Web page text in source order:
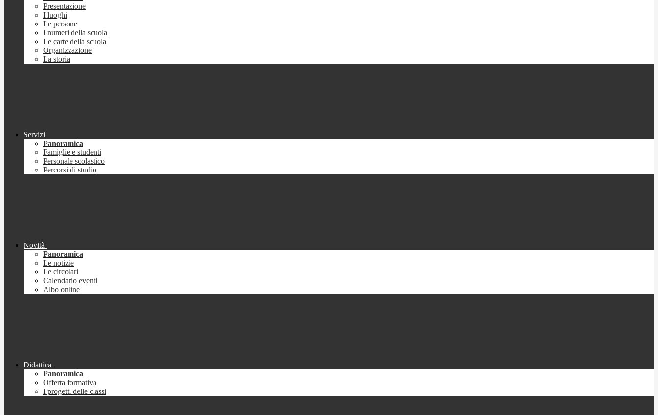
Presentazione
I luoghi
Le persone
I numeri della scuola
Le carte della scuola
Organizzazione
La storia
Servizi
Panoramica
Famiglie e studenti
Personale scolastico
Percorsi di studio
Novità
Panoramica
Le notizie
Le circolari
Calendario eventi
Albo online
Didattica
Panoramica
Offerta formativa
I progetti delle classi